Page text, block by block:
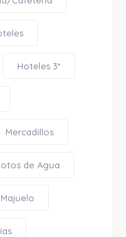
Hoteles 3*
Mercadillos
de Agua